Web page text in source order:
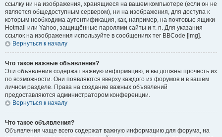
ссылку ни на изображения, хранящиеся на вашем компьютере (если он не
является общедоступным сервером), ни на изображения, для доступа к
которым необходима аутентификация, как, например, на почтовые ящики
Hotmail или Yahoo, защищённые паролями сайты и т. п. Для указания
ссылок на изображения используйте в сообщениях тег BBCode [img].
Вернуться к началу
Что такое важные объявления?
Эти объявления содержат важную информацию, и вы должны прочесть их
по возможности. Они появляются вверху каждого из форумов и в вашем
личном разделе. Права на создание важных объявлений
предоставляются администратором конференции.
Вернуться к началу
Что такое объявления?
Объявления чаще всего содержат важную информацию для форума, на